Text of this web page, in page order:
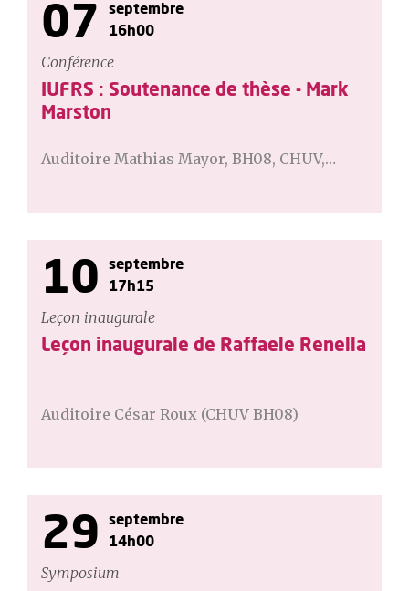
07
septembre
16h00
Conférence
IUFRS : Soutenance de thèse - Mark
Marston
Auditoire Mathias Mayor, BH08, CHUV,…
10
septembre
17h15
Leçon inaugurale
Leçon inaugurale de Raffaele Renella
Auditoire César Roux (CHUV BH08)
29
septembre
14h00
Symposium